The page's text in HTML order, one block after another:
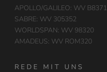
APOLLO/GALILEO: WV B8371
SABRE: WV 305352
WORLDSPAN: WV 98320
AMADEUS: WV ROM320
REDE MIT UNS